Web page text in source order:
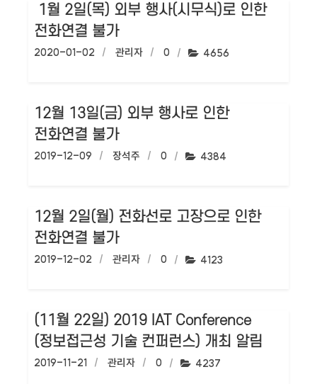
1월 2일(목) 외부 행사(시무식)로 인한
전화연결 불가
작성일:
2020-01-02 작성자:
관리자 댓글수:
0 조회수:
4656
12월 13일(금) 외부 행사로 인한
전화연결 불가
작성일:
2019-12-09 작성자:
장석주 댓글수:
0 조회수:
4384
12월 2일(월) 전화선로 고장으로 인한
전화연결 불가
작성일:
2019-12-02 작성자:
관리자 댓글수:
0 조회수:
4123
(11월 22일) 2019 IAT Conference
(정보접근성 기술 컨퍼런스) 개최 알림
작성일:
2019-11-21 작성자:
관리자 댓글수:
0 조회수:
4237